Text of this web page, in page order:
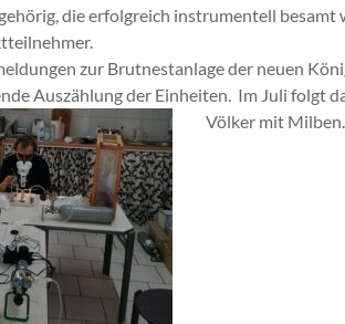
die erfolgreich instrumentell besamt
zur Brutnestanlage der neuen
Auszählung der Einheiten. Im Juli folgt
Völker mit Milben.